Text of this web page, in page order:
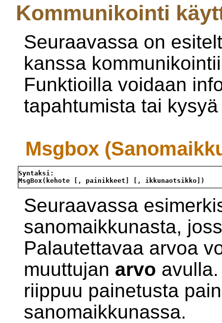
Kommunikointi
Seuraavassa on
kanssa
Funktioilla voidaan
tapahtumista tai
Msgbox
Syntaksi:
MsgBox(kehote [, painikkeet] [, ikkunaotsikko])
Seuraavassa
sanomaikkunasta,
Palautettavaa arvoa
muuttujan arvo
riippuu painetusta
sanomaikkunassa.